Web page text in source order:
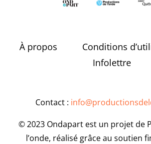
À propos
Conditions
Infolettre
Contact :
© 2023 Ondapart est un projet de
l’onde, réalisé grâce au soutien